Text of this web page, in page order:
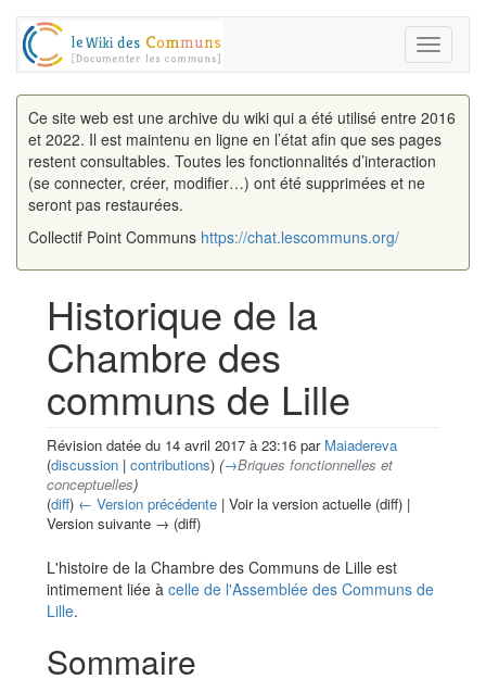
Toggle
Ce site web est une archive du wiki qui a été utilisé entre 2016
et 2022. Il est maintenu en ligne en l’état afin que ses pages
restent consultables. Toutes les fonctionnalités d’interaction
(se connecter, créer, modifier…) ont été supprimées et ne
seront pas restaurées.
Collectif Point Communs https://chat.lescommuns.org/
Historique de la
Chambre des
communs de Lille
Révision datée du 14 avril 2017 à 23:16 par Maiadereva
(discussion | contributions) (→Briques fonctionnelles et
conceptuelles)
(diff) ← Version précédente | Voir la version actuelle (diff) |
Version suivante → (diff)
L'histoire de la Chambre des Communs de Lille est
intimement liée à celle de l'Assemblée des Communs de
Lille.
Sommaire